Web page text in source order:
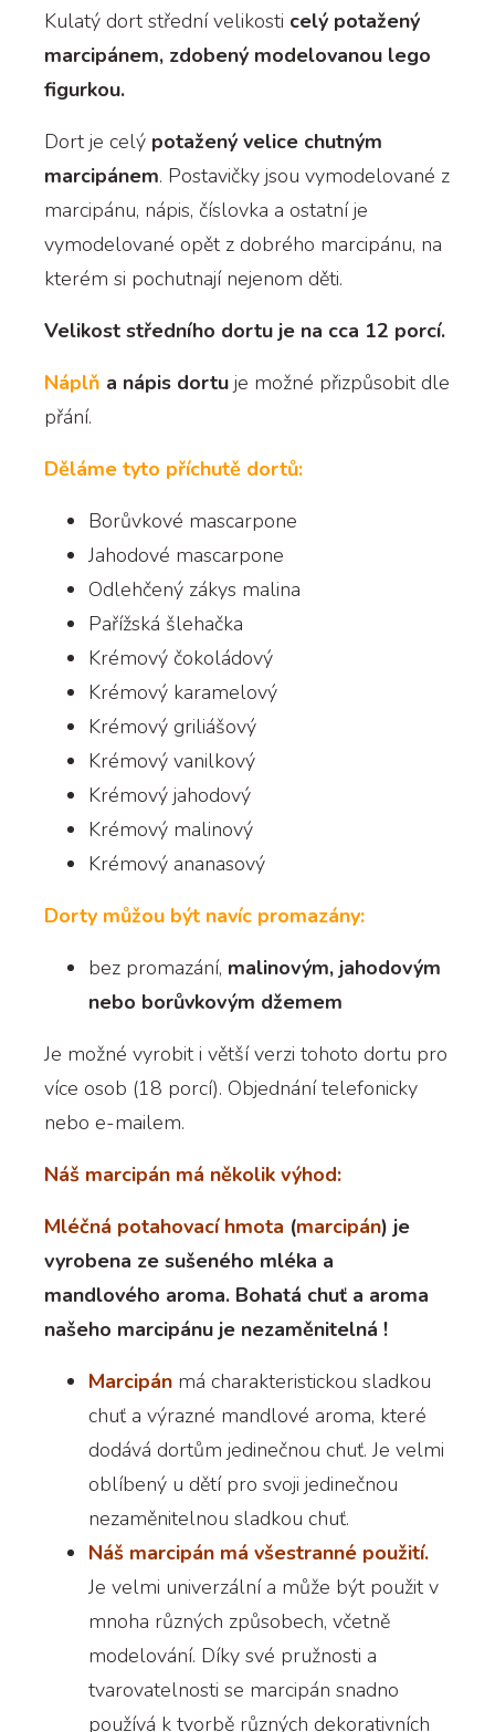
Kulatý dort střední velikosti celý potažený
marcipánem, zdobený modelovanou lego
figurkou.
Dort je celý potažený velice chutným
marcipánem. Postavičky jsou vymodelované z
marcipánu, nápis, číslovka a ostatní je
vymodelované opět z dobrého marcipánu, na
kterém si pochutnají nejenom děti.
Velikost středního dortu je na cca 12 porcí.
Náplň a nápis dortu je možné přizpůsobit dle
přání.
Děláme tyto příchutě dortů:
Borůvkové mascarpone
Jahodové mascarpone
Odlehčený zákys malina
Pařížská šlehačka
Krémový čokoládový
Krémový karamelový
Krémový griliášový
Krémový vanilkový
Krémový jahodový
Krémový malinový
Krémový ananasový
Dorty můžou být navíc promazány:
bez promazání, malinovým, jahodovým
nebo borůvkovým džemem
Je možné vyrobit i větší verzi tohoto dortu pro
více osob (18 porcí). Objednání telefonicky
nebo e-mailem.
Náš marcipán má několik výhod:
Mléčná potahovací hmota (marcipán) je
vyrobena ze sušeného mléka a
mandlového aroma. Bohatá chuť a aroma
našeho marcipánu je nezaměnitelná !
Marcipán má charakteristickou sladkou
chuť a výrazné mandlové aroma, které
dodává dortům jedinečnou chuť. Je velmi
oblíbený u dětí pro svoji jedinečnou
nezaměnitelnou sladkou chuť.
Náš marcipán má všestranné použití.
Je velmi univerzální a může být použit v
mnoha různých způsobech, včetně
modelování. Díky své pružnosti a
tvarovatelnosti se marcipán snadno
používá k tvorbě různých dekorativních